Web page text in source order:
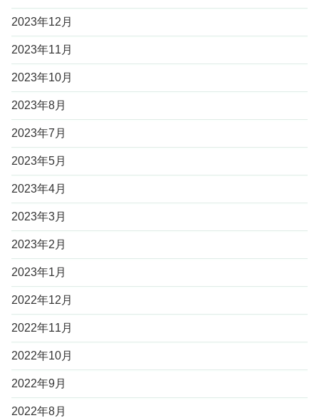
2023年12月
2023年11月
2023年10月
2023年8月
2023年7月
2023年5月
2023年4月
2023年3月
2023年2月
2023年1月
2022年12月
2022年11月
2022年10月
2022年9月
2022年8月